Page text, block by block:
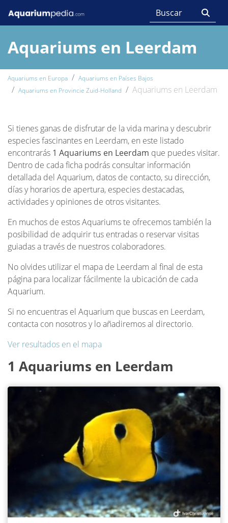
Aquariums en Leerdam
Aquariums en Europa
Aquariums en Países Bajos
Aquariums en Provincie Zuid-Holland
Aquariums en Leerdam
Si tienes ganas de disfrutar de la vida marina y descubrir
especies fascinantes en Leerdam, en este listado
encontrarás 1 Aquariums en Leerdam que puedes visitar.
Dentro de cada ficha podrás consultar información
detallada del Aquarium, datos de contacto, su dirección,
días y horarios de apertura, especies destacadas,
actividades y opiniones de otros visitantes.
En muchos de estos Aquariums te ofrecemos también la
posibilidad de adquirir tus entradas o reservar visitas
guiadas a través de nuestros colaboradores.
No olvides utilizar el mapa de Leerdam al final de esta
página para localizar fácilmente la ubicación de cada
Aquarium.
Si no encuentras el Aquarium que buscas en Leerdam,
contacta con nosotros y lo añadiremos al directorio.
Ver resultados en el mapa
1 Aquariums en Leerdam